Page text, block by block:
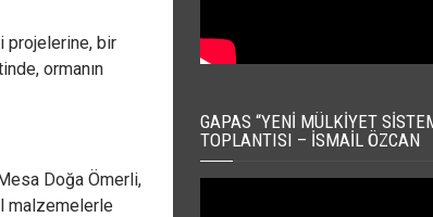
projelerine, bir
ormanın
Doğa Ömerli,
malzemelerle
GAPAS “YENI MÜLKIYET
TOPLANTISI – İSMAIL ÖZCAN